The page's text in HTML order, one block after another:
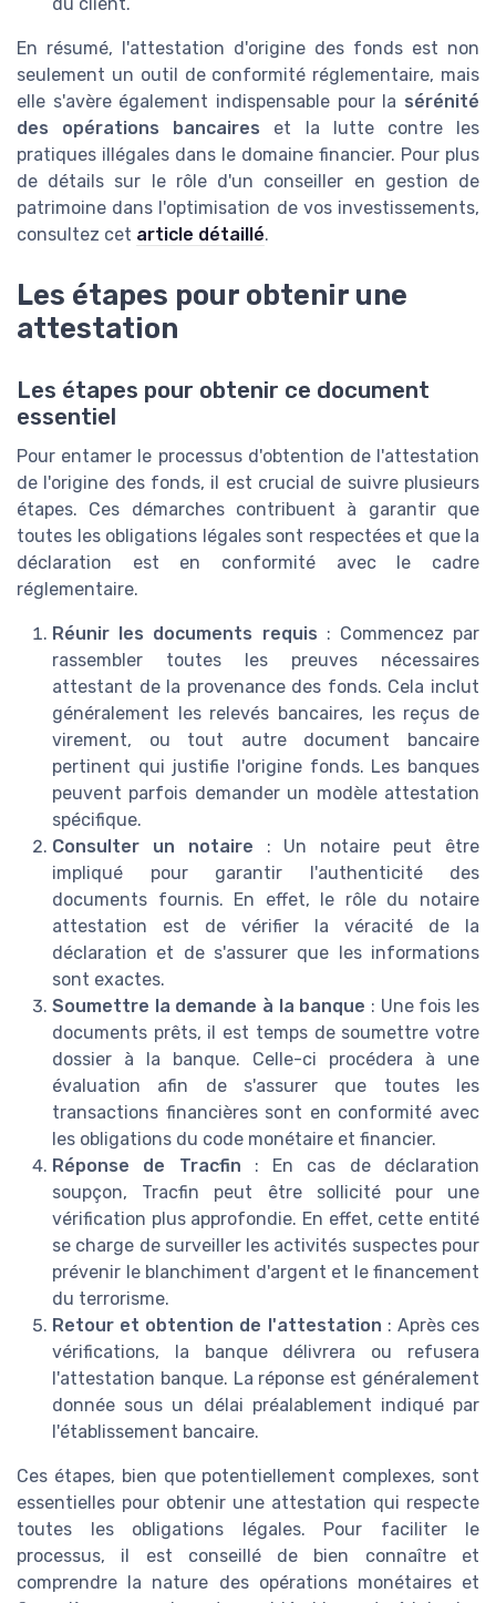
du client.
En résumé, l'attestation d'origine des fonds est non
seulement un outil de conformité réglementaire, mais
elle s'avère également indispensable pour la sérénité
des opérations bancaires et la lutte contre les
pratiques illégales dans le domaine financier. Pour plus
de détails sur le rôle d'un conseiller en gestion de
patrimoine dans l'optimisation de vos investissements,
consultez cet article détaillé.
Les étapes pour obtenir une
attestation
Les étapes pour obtenir ce document
essentiel
Pour entamer le processus d'obtention de l'attestation
de l'origine des fonds, il est crucial de suivre plusieurs
étapes. Ces démarches contribuent à garantir que
toutes les obligations légales sont respectées et que la
déclaration est en conformité avec le cadre
réglementaire.
Réunir les documents requis : Commencez par
rassembler toutes les preuves nécessaires
attestant de la provenance des fonds. Cela inclut
généralement les relevés bancaires, les reçus de
virement, ou tout autre document bancaire
pertinent qui justifie l'origine fonds. Les banques
peuvent parfois demander un modèle attestation
spécifique.
Consulter un notaire : Un notaire peut être
impliqué pour garantir l'authenticité des
documents fournis. En effet, le rôle du notaire
attestation est de vérifier la véracité de la
déclaration et de s'assurer que les informations
sont exactes.
Soumettre la demande à la banque : Une fois les
documents prêts, il est temps de soumettre votre
dossier à la banque. Celle-ci procédera à une
évaluation afin de s'assurer que toutes les
transactions financières sont en conformité avec
les obligations du code monétaire et financier.
Réponse de Tracfin : En cas de déclaration
soupçon, Tracfin peut être sollicité pour une
vérification plus approfondie. En effet, cette entité
se charge de surveiller les activités suspectes pour
prévenir le blanchiment d'argent et le financement
du terrorisme.
Retour et obtention de l'attestation : Après ces
vérifications, la banque délivrera ou refusera
l'attestation banque. La réponse est généralement
donnée sous un délai préalablement indiqué par
l'établissement bancaire.
Ces étapes, bien que potentiellement complexes, sont
essentielles pour obtenir une attestation qui respecte
toutes les obligations légales. Pour faciliter le
processus, il est conseillé de bien connaître et
comprendre la nature des opérations monétaires et